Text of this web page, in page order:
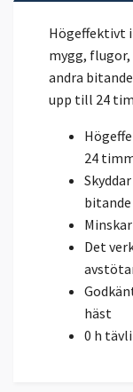
Högeffektivt
mygg,
andra
upp till 24
24
Det
häst
0 h